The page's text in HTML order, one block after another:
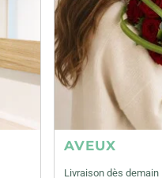
AVEUX
Livraison dès demain